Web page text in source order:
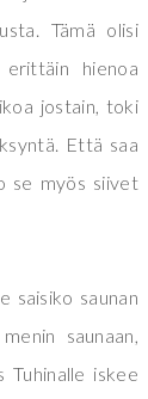
Tämä olisi
hienoa
jostain, toki
Että saa
se myös siivet
saisiko saunan
saunaan,
Tuhinalle iskee